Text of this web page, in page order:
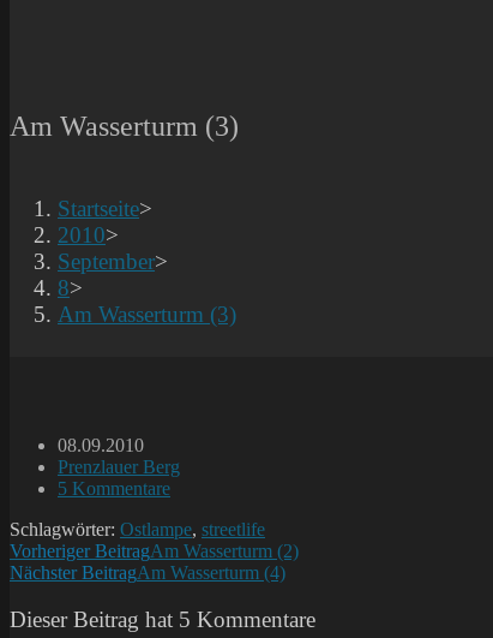
Am Wasserturm (3)
Startseite>
2010>
September>
8>
Am Wasserturm (3)
Beitrag
veröffentlicht:
08.09.2010
Beitrags-
Kategorie:
Prenzlauer Berg
Beitrags-
5 Kommentare
Schlagwörter: Ostlampe, streetlife
Weitere
Artikel
ansehen
Vorheriger BeitragAm Wasserturm (2)
Nächster BeitragAm Wasserturm (4)
Dieser Beitrag hat 5 Kommentare